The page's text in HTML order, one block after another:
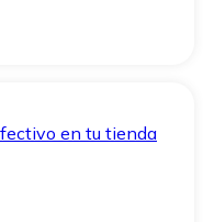
en tu tienda